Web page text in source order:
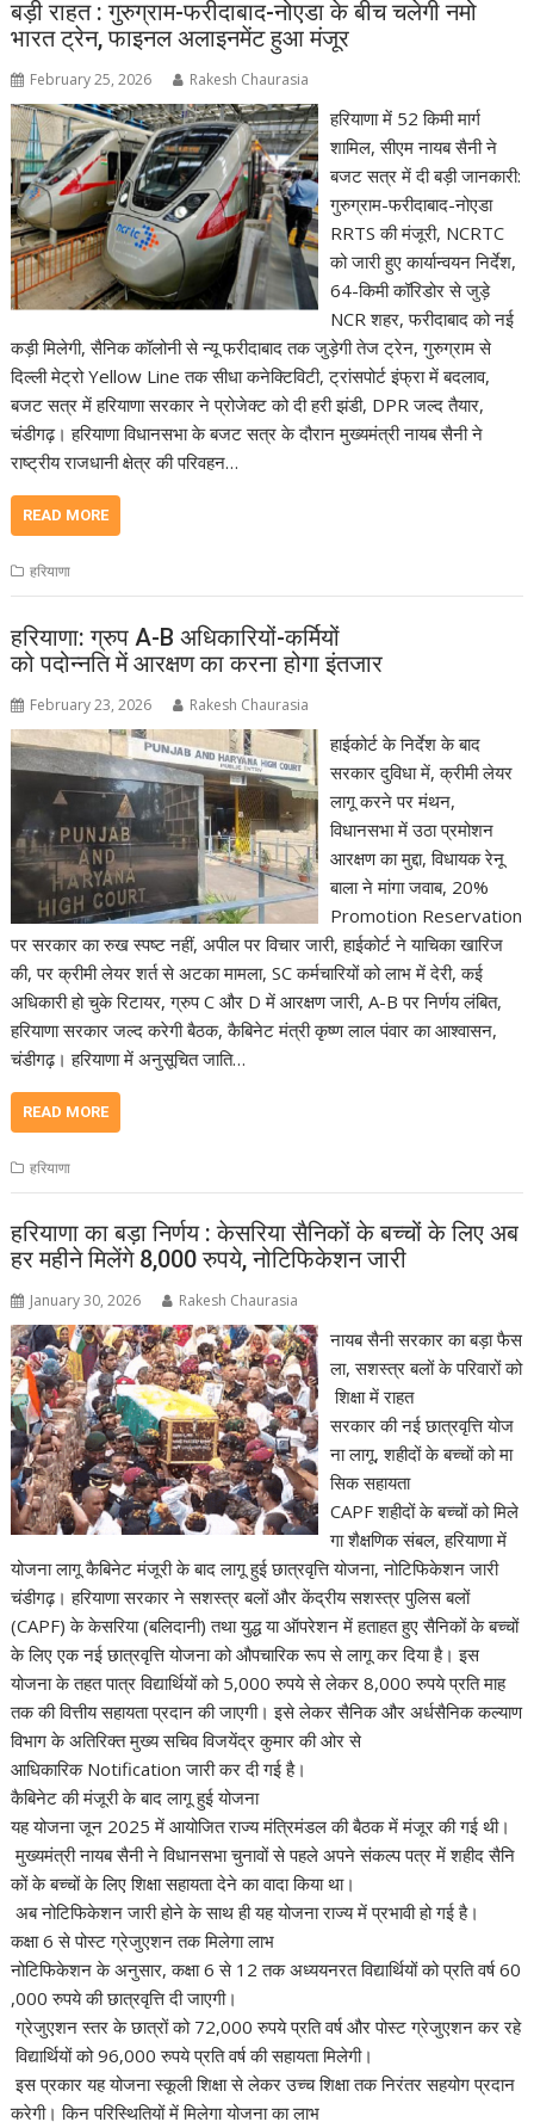
बड़ी राहत : गुरुग्राम-फरीदाबाद-नोएडा के बीच चलेगी नमो
भारत ट्रेन, फाइनल अलाइनमेंट हुआ मंजूर
February 25, 2026 Rakesh Chaurasia
हरियाणा में 52 किमी मार्ग
शामिल, सीएम नायब सैनी ने
बजट सत्र में दी बड़ी जानकारी:
गुरुग्राम-फरीदाबाद-नोएडा
RRTS की मंजूरी, NCRTC
को जारी हुए कार्यान्वयन निर्देश,
64-किमी कॉरिडोर से जुड़े
NCR शहर, फरीदाबाद को नई
कड़ी मिलेगी, सैनिक कॉलोनी से न्यू फरीदाबाद तक जुड़ेगी तेज ट्रेन, गुरुग्राम से
दिल्ली मेट्रो Yellow Line तक सीधा कनेक्टिविटी, ट्रांसपोर्ट इंफ्रा में बदलाव,
बजट सत्र में हरियाणा सरकार ने प्रोजेक्ट को दी हरी झंडी, DPR जल्द तैयार,
चंडीगढ़। हरियाणा विधानसभा के बजट सत्र के दौरान मुख्यमंत्री नायब सैनी ने
राष्ट्रीय राजधानी क्षेत्र की परिवहन…
READ MORE
हरियाणा
हरियाणा: ग्रुप A-B अधिकारियों-कर्मियों
को पदोन्नति में आरक्षण का करना होगा इंतजार
February 23, 2026 Rakesh Chaurasia
हाईकोर्ट के निर्देश के बाद
सरकार दुविधा में, क्रीमी लेयर
लागू करने पर मंथन,
विधानसभा में उठा प्रमोशन
आरक्षण का मुद्दा, विधायक रेनू
बाला ने मांगा जवाब, 20%
Promotion Reservation
पर सरकार का रुख स्पष्ट नहीं, अपील पर विचार जारी, हाईकोर्ट ने याचिका खारिज
की, पर क्रीमी लेयर शर्त से अटका मामला, SC कर्मचारियों को लाभ में देरी, कई
अधिकारी हो चुके रिटायर, ग्रुप C और D में आरक्षण जारी, A-B पर निर्णय लंबित,
हरियाणा सरकार जल्द करेगी बैठक, कैबिनेट मंत्री कृष्ण लाल पंवार का आश्वासन,
चंडीगढ़। हरियाणा में अनुसूचित जाति…
READ MORE
हरियाणा
हरियाणा का बड़ा निर्णय : केसरिया सैनिकों के बच्चों के लिए अब
हर महीने मिलेंगे 8,000 रुपये, नोटिफिकेशन जारी
January 30, 2026 Rakesh Chaurasia
नायब सैनी सरकार का बड़ा फैस
ला, सशस्त्र बलों के परिवारों को
शिक्षा में राहत
सरकार की नई छात्रवृत्ति योज
ना लागू, शहीदों के बच्चों को मा
सिक सहायता
CAPF शहीदों के बच्चों को मिले
गा शैक्षणिक संबल, हरियाणा में
योजना लागू कैबिनेट मंजूरी के बाद लागू हुई छात्रवृत्ति योजना, नोटिफिकेशन जारी
चंडीगढ़। हरियाणा सरकार ने सशस्त्र बलों और केंद्रीय सशस्त्र पुलिस बलों
(CAPF) के केसरिया (बलिदानी) तथा युद्ध या ऑपरेशन में हताहत हुए सैनिकों के बच्चों
के लिए एक नई छात्रवृत्ति योजना को औपचारिक रूप से लागू कर दिया है। इस
योजना के तहत पात्र विद्यार्थियों को 5,000 रुपये से लेकर 8,000 रुपये प्रति माह
तक की वित्तीय सहायता प्रदान की जाएगी। इसे लेकर सैनिक और अर्धसैनिक कल्याण
विभाग के अतिरिक्त मुख्य सचिव विजयेंद्र कुमार की ओर से
आधिकारिक Notification जारी कर दी गई है।
कैबिनेट की मंजूरी के बाद लागू हुई योजना
यह योजना जून 2025 में आयोजित राज्य मंत्रिमंडल की बैठक में मंजूर की गई थी।
मुख्यमंत्री नायब सैनी ने विधानसभा चुनावों से पहले अपने संकल्प पत्र में शहीद सैनि
कों के बच्चों के लिए शिक्षा सहायता देने का वादा किया था।
अब नोटिफिकेशन जारी होने के साथ ही यह योजना राज्य में प्रभावी हो गई है।
कक्षा 6 से पोस्ट ग्रेजुएशन तक मिलेगा लाभ
नोटिफिकेशन के अनुसार, कक्षा 6 से 12 तक अध्ययनरत विद्यार्थियों को प्रति वर्ष 60
,000 रुपये की छात्रवृत्ति दी जाएगी।
ग्रेजुएशन स्तर के छात्रों को 72,000 रुपये प्रति वर्ष और पोस्ट ग्रेजुएशन कर रहे
विद्यार्थियों को 96,000 रुपये प्रति वर्ष की सहायता मिलेगी।
इस प्रकार यह योजना स्कूली शिक्षा से लेकर उच्च शिक्षा तक निरंतर सहयोग प्रदान
करेगी। किन परिस्थितियों में मिलेगा योजना का लाभ